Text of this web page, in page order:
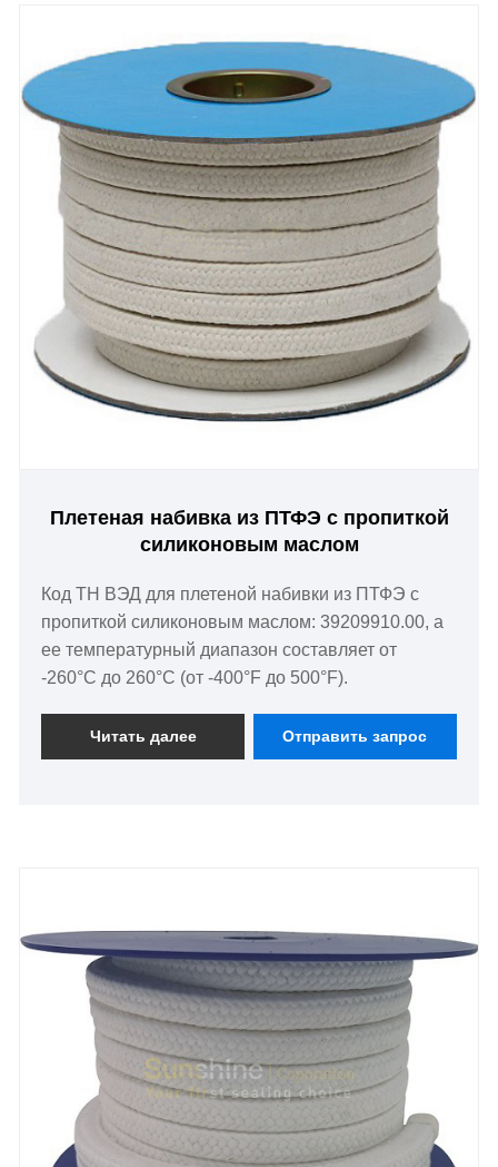
Плетеная набивка из ПТФЭ с пропиткой
силиконовым маслом
Код ТН ВЭД для плетеной набивки из ПТФЭ с
пропиткой силиконовым маслом: 39209910.00, а
ее температурный диапазон составляет от
-260°C до 260°C (от -400°F до 500°F).
Читать далее Отправить запрос